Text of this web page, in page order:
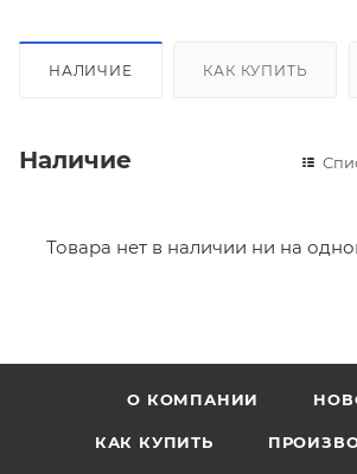
НАЛИЧИЕ КАК КУПИТЬ
Наличие
Товара нет в наличии ни на
О КОМПАНИИ
КАК КУПИТЬ